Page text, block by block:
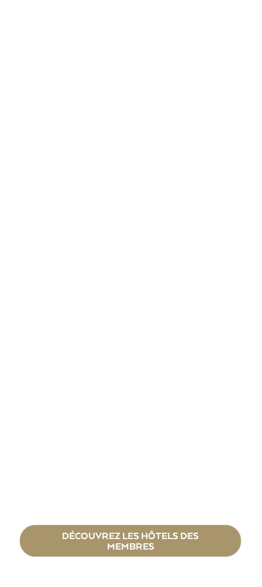
DÉCOUVREZ LES HÔTELS DES
MEMBRES